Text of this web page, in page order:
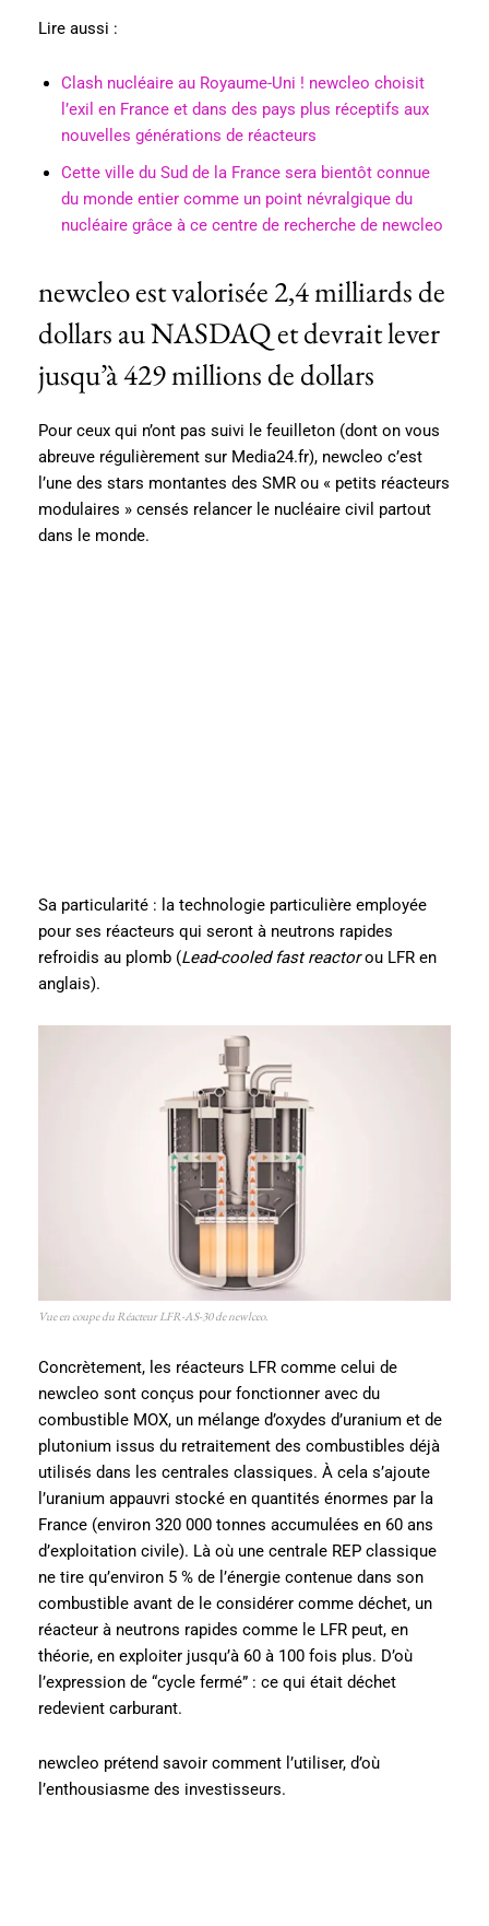
Lire aussi :
Clash nucléaire au Royaume-Uni ! newcleo choisit
l’exil en France et dans des pays plus réceptifs aux
nouvelles générations de réacteurs
Cette ville du Sud de la France sera bientôt connue
du monde entier comme un point névralgique du
nucléaire grâce à ce centre de recherche de newcleo
newcleo est valorisée 2,4 milliards de
dollars au NASDAQ et devrait lever
jusqu’à 429 millions de dollars
Pour ceux qui n’ont pas suivi le feuilleton (dont on vous
abreuve régulièrement sur Media24.fr), newcleo c’est
l’une des stars montantes des SMR ou « petits réacteurs
modulaires » censés relancer le nucléaire civil partout
dans le monde.
Sa particularité : la technologie particulière employée
pour ses réacteurs qui seront à neutrons rapides
refroidis au plomb (Lead-cooled fast reactorou LFR en
anglais).
Vue en coupe du Réacteur LFR-AS-30 de newlceo.
Concrètement, les réacteurs LFR comme celui de
newcleo sont conçus pour fonctionner avec du
combustible MOX, un mélange d’oxydes d’uranium et de
plutonium issus du retraitement des combustibles déjà
utilisés dans les centrales classiques. À cela s’ajoute
l’uranium appauvri stocké en quantités énormes par la
France (environ 320 000 tonnes accumulées en 60 ans
d’exploitation civile). Là où une centrale REP classique
ne tire qu’environ 5 % de l’énergie contenue dans son
combustible avant de le considérer comme déchet, un
réacteur à neutrons rapides comme le LFR peut, en
théorie, en exploiter jusqu’à 60 à 100 fois plus. D’où
l’expression de “cycle fermé” : ce qui était déchet
redevient carburant.
newcleo prétend savoir comment l’utiliser, d’où
l’enthousiasme des investisseurs.